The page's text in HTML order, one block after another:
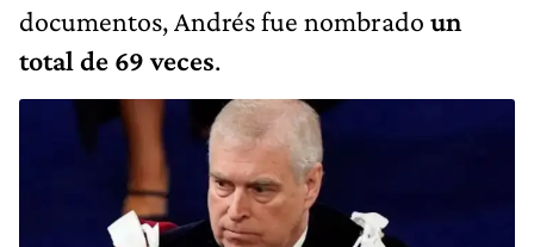
documentos, Andrés fue nombrado un
total de 69 veces.